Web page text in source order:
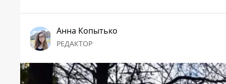
Анна Копытько
РЕДАКТОР